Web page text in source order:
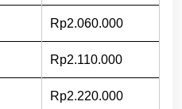
Rp2.060.000
Rp2.110.000
Rp2.220.000